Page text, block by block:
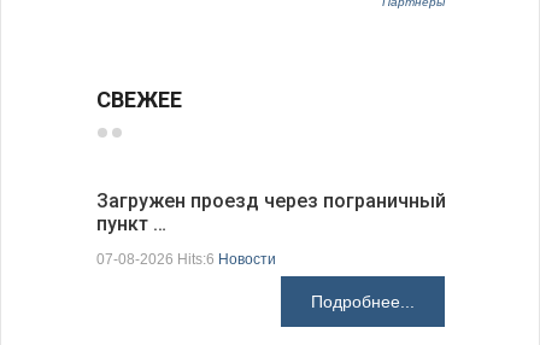
СВЕЖЕЕ
Загружен проезд через пограничный
пункт …
07-08-2026 Hits:6 Новости
Подробнее...